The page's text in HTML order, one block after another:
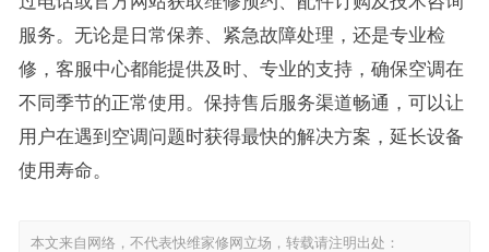
服务。无论是日常保养、紧急故障处理，还是专业检
修，客服中心都能提供及时、专业的支持，确保空调在
不同季节的正常使用。保持售后服务渠道畅通，可以让
用户在遇到空调问题时获得最快的解决方案，延长设备
使用寿命。
本文来自网络，不代表快维家修网立场，转载请注明出处：